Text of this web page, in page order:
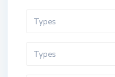
Types
Types